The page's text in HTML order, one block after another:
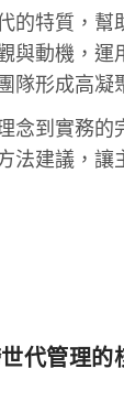
的特質，幫
與動機，運
隊形成高凝
念到實務的
法建議，讓
代管理